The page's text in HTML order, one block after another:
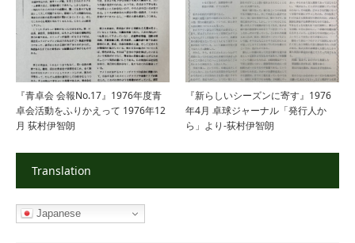
『青卓会 会報No.17』1976年度青
卓会活動をふりかえって 1976年12
月 荻村伊智朗
『新らしいシーズンに寄す』1976
年4月 卓球ジャーナル「発行人か
ら」より-荻村伊智朗
Translation
Japanese